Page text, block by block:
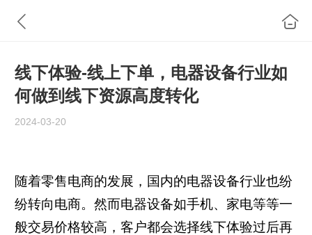
线下体验-线上下单，电器设备行业如
何做到线下资源高度转化
2024-03-20
随着零售电商的发展，国内的电器设备行业也纷
纷转向电商。然而电器设备如手机、家电等等一
般交易价格较高，客户都会选择线下体验过后再